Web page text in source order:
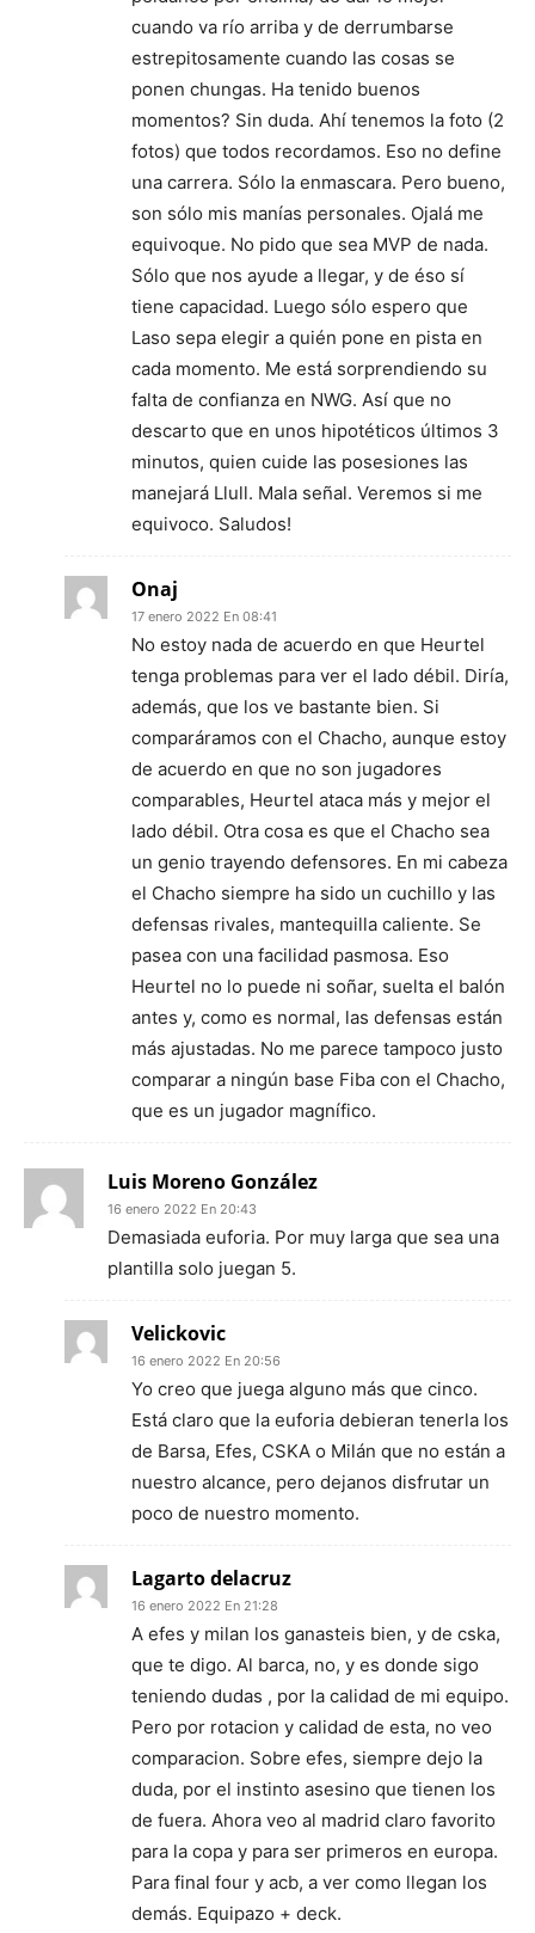
cuando va río arriba y de derrumbarse
estrepitosamente cuando las cosas se
ponen chungas. Ha tenido buenos
momentos? Sin duda. Ahí tenemos la foto (2
fotos) que todos recordamos. Eso no define
una carrera. Sólo la enmascara. Pero bueno,
son sólo mis manías personales. Ojalá me
equivoque. No pido que sea MVP de nada.
Sólo que nos ayude a llegar, y de éso sí
tiene capacidad. Luego sólo espero que
Laso sepa elegir a quién pone en pista en
cada momento. Me está sorprendiendo su
falta de confianza en NWG. Así que no
descarto que en unos hipotéticos últimos 3
minutos, quien cuide las posesiones las
manejará Llull. Mala señal. Veremos si me
equivoco. Saludos!
Onaj
17 enero 2022 En 08:41
No estoy nada de acuerdo en que Heurtel
tenga problemas para ver el lado débil. Diría,
además, que los ve bastante bien. Si
comparáramos con el Chacho, aunque estoy
de acuerdo en que no son jugadores
comparables, Heurtel ataca más y mejor el
lado débil. Otra cosa es que el Chacho sea
un genio trayendo defensores. En mi cabeza
el Chacho siempre ha sido un cuchillo y las
defensas rivales, mantequilla caliente. Se
pasea con una facilidad pasmosa. Eso
Heurtel no lo puede ni soñar, suelta el balón
antes y, como es normal, las defensas están
más ajustadas. No me parece tampoco justo
comparar a ningún base Fiba con el Chacho,
que es un jugador magnífico.
Luis Moreno González
16 enero 2022 En 20:43
Demasiada euforia. Por muy larga que sea una
plantilla solo juegan 5.
Velickovic
16 enero 2022 En 20:56
Yo creo que juega alguno más que cinco.
Está claro que la euforia debieran tenerla los
de Barsa, Efes, CSKA o Milán que no están a
nuestro alcance, pero dejanos disfrutar un
poco de nuestro momento.
Lagarto delacruz
16 enero 2022 En 21:28
A efes y milan los ganasteis bien, y de cska,
que te digo. Al barca, no, y es donde sigo
teniendo dudas , por la calidad de mi equipo.
Pero por rotacion y calidad de esta, no veo
comparacion. Sobre efes, siempre dejo la
duda, por el instinto asesino que tienen los
de fuera. Ahora veo al madrid claro favorito
para la copa y para ser primeros en europa.
Para final four y acb, a ver como llegan los
demás. Equipazo + deck.